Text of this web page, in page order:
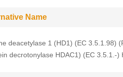
Name
deacetylase 1 (HD1) (EC 3.5.1.98)
decrotonylase HDAC1) (EC 3.5.1.-)